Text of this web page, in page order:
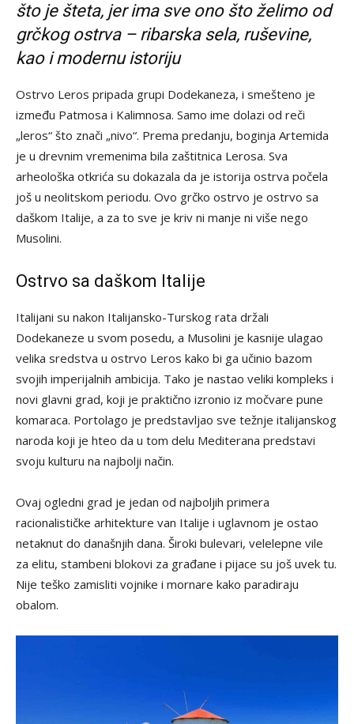
što je šteta, jer ima sve ono što želimo od
grčkog ostrva – ribarska sela, ruševine,
kao i modernu istoriju
Ostrvo Leros pripada grupi Dodekaneza, i smešteno je
između Patmosa i Kalimnosa. Samo ime dolazi od reči
„leros“ što znači „nivo“. Prema predanju, boginja Artemida
je u drevnim vremenima bila zaštitnica Lerosa. Sva
arheološka otkrića su dokazala da je istorija ostrva počela
još u neolitskom periodu. Ovo grčko ostrvo je ostrvo sa
daškom Italije, a za to sve je kriv ni manje ni više nego
Musolini.
Ostrvo sa daškom Italije
Italijani su nakon Italijansko-Turskog rata držali
Dodekaneze u svom posedu, a Musolini je kasnije ulagao
velika sredstva u ostrvo Leros kako bi ga učinio bazom
svojih imperijalnih ambicija. Tako je nastao veliki kompleks i
novi glavni grad, koji je praktično izronio iz močvare pune
komaraca. Portolago je predstavljao sve težnje italijanskog
naroda koji je hteo da u tom delu Mediterana predstavi
svoju kulturu na najbolji način.
Ovaj ogledni grad je jedan od najboljih primera
racionalističke arhitekture van Italije i uglavnom je ostao
netaknut do današnjih dana. Široki bulevari, velelepne vile
za elitu, stambeni blokovi za građane i pijace su još uvek tu.
Nije teško zamisliti vojnike i mornare kako paradiraju
obalom.